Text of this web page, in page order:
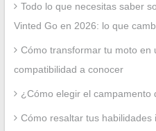
Todo lo que necesitas saber
Vinted Go en 2026: lo que
Cómo transformar tu moto en
compatibilidad a conocer
¿Cómo elegir el campamento
Cómo resaltar tus habilidades